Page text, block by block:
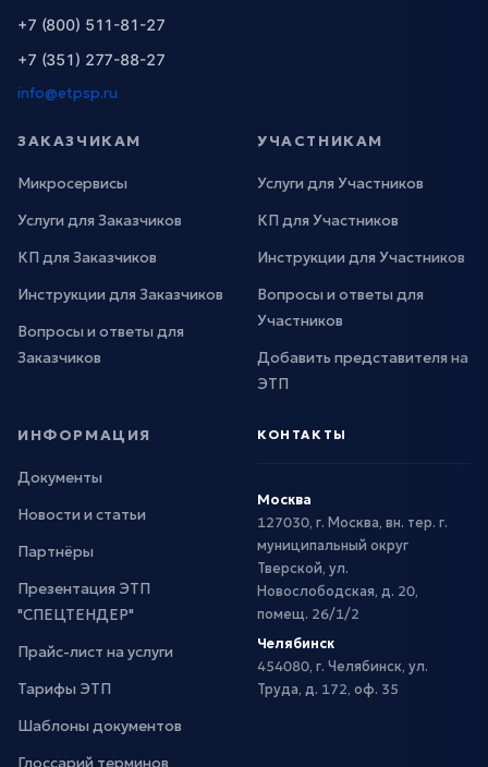
+7 (800) 511-81-27
+7 (351) 277-88-27
info@etpsp.ru
ЗАКАЗЧИКАМ
Микросервисы
Услуги для Заказчиков
КП для Заказчиков
Инструкции для Заказчиков
Вопросы и ответы для
Заказчиков
УЧАСТНИКАМ
Услуги для Участников
КП для Участников
Инструкции для Участников
Вопросы и ответы для
Участников
Добавить представителя на
ЭТП
ИНФОРМАЦИЯ
Документы
Новости и статьи
Партнёры
Презентация ЭТП
"СПЕЦТЕНДЕР"
Прайс-лист на услуги
Тарифы ЭТП
Шаблоны документов
КОНТАКТЫ
Москва
127030, г. Москва, вн. тер. г.
муниципальный округ
Тверской, ул.
Новослободская, д. 20,
помещ. 26/1/2
Челябинск
454080, г. Челябинск, ул.
Труда, д. 172, оф. 35